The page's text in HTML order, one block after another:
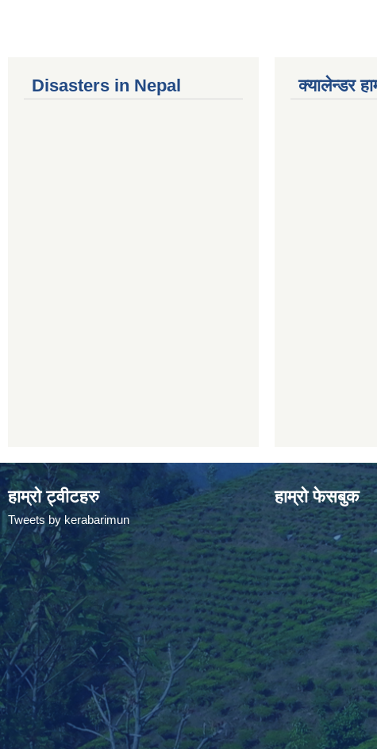
Disasters in Nepal क्यालेन्डर
हाम्रो ट्वीटहरु
Tweets by kerabarimun
हाम्रो फेसबुक